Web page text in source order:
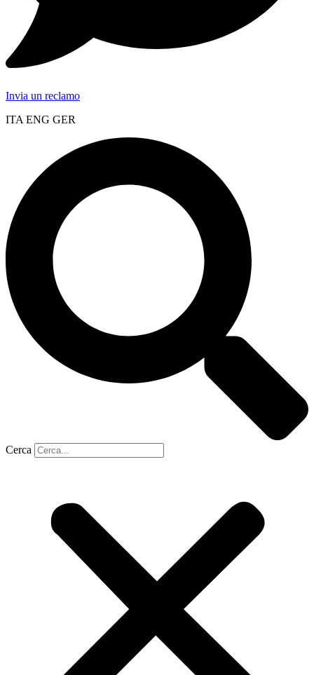
Invia un reclamo
ITA ENG GER
Cerca